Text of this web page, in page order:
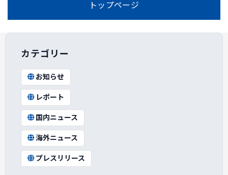
トップページ
カテゴリー
お知らせ
レポート
国内ニュース
海外ニュース
プレスリリース